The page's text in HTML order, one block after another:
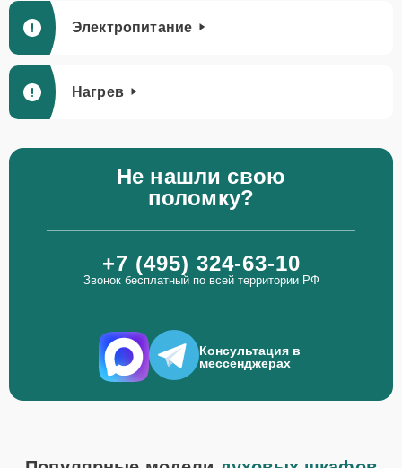
Электропитание
Нагрев
Не нашли свою
поломку?
+7 (495) 324-63-10
Звонок бесплатный по всей территории РФ
Консультация в
мессенджерах